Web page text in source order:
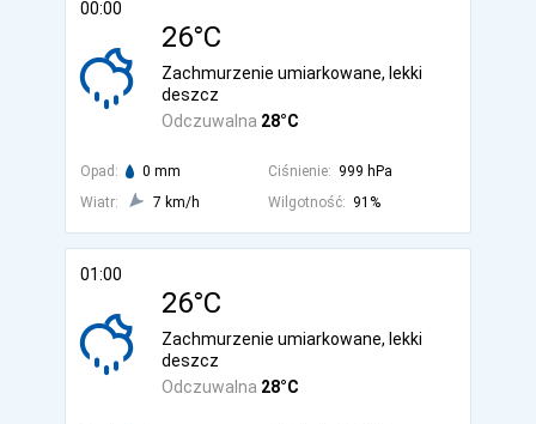
00:00
26°C
Odczuwalna 28°C
Zachmurzenie umiarkowane, lekki
deszcz
Opad: 0 mm Ciśnienie: 999 hPa
Wiatr:
7 km/h Wilgotność: 91%
01:00
26°C
Odczuwalna 28°C
Zachmurzenie umiarkowane, lekki
deszcz